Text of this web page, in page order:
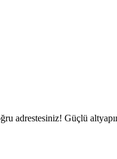
adrestesiniz! Güçlü